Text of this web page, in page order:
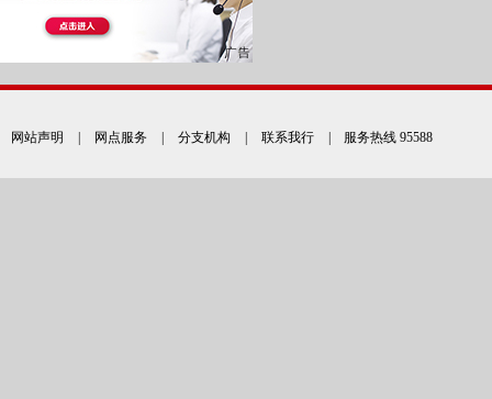
网站声明 网点服务 分支机构 联系我行 | 服务热线 95588